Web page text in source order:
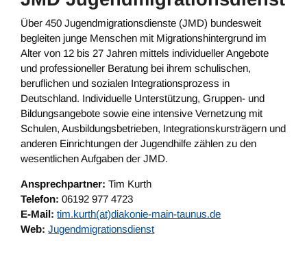
Über 450 Jugendmigrationsdienste (JMD) bundesweit
begleiten junge Menschen mit Migrationshintergrund im
Alter von 12 bis 27 Jahren mittels individueller Angebote
und professioneller Beratung bei ihrem schulischen,
beruflichen und sozialen Integrationsprozess in
Deutschland. Individuelle Unterstützung, Gruppen- und
Bildungsangebote sowie eine intensive Vernetzung mit
Schulen, Ausbildungsbetrieben, Integrationskursträgern und
anderen Einrichtungen der Jugendhilfe zählen zu den
wesentlichen Aufgaben der JMD.
Ansprechpartner: Tim Kurth
Telefon: 06192 977 4723
E-Mail: tim.kurth(at)diakonie-main-taunus.de
Web: Jugendmigrationsdienst